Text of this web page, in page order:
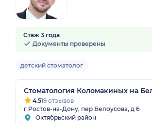
Стаж 3 года
Документы проверены
детский стоматолог
Стоматология Коломакиных на
4.519 отзывов
г Ростов-на-Дону, пер Белоусова, д 6
Октябрьский район